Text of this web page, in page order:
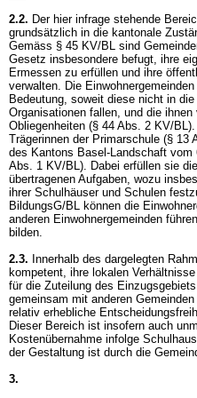
2.2. Der hier infrage stehende
grundsätzlich in die kantonale
Gemäss § 45 KV/BL sind
Gesetz insbesondere befugt, ihre
Ermessen zu erfüllen und ihre
verwalten. Die
Bedeutung, soweit diese nicht in
Organisationen fallen, und die
Obliegenheiten (§ 44 Abs. 2 KV/BL
Trägerinnen der Primarschule (§
des Kantons Basel-Landschaft
Abs. 1 KV/BL). Dabei erfüllen sie
übertragenen Aufgaben, wozu
ihrer Schulhäuser und Schulen
BildungsG/BL können die
anderen Einwohnergemeinden
bilden.
2.3. Innerhalb des dargelegten
kompetent, ihre lokalen
für die Zuteilung des
gemeinsam mit anderen
relativ erhebliche
Dieser Bereich ist insofern auch
Kostenübernahme infolge
der Gestaltung ist durch die
3.